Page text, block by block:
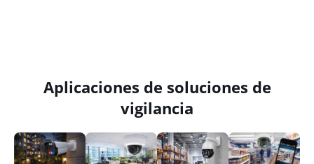
Aplicaciones de soluciones de
vigilancia